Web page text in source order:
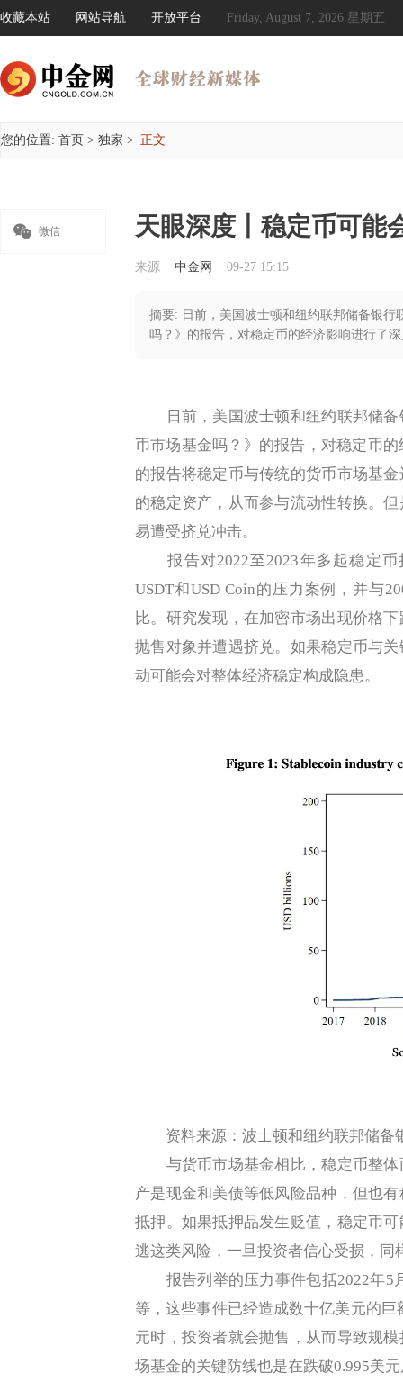
收藏本站 网站导航 开放平台 Friday, August 7, 2026 星期五
您的位置: 首页 > 独家 > 正文
 微信 天眼深度丨稳定币可能
来源 中金网 09-27 15:15
摘要: 日前，美国波士顿和纽约联邦储备银
吗？》的报告，对稳定币的经济影响进行了
日前，美国波士顿和纽约联邦储备
币市场基金吗？》的报告，对稳定币
的报告将稳定币与传统的货币市场基
的稳定资产，从而参与流动性转换。
易遭受挤兑冲击。
报告对2022至2023年多起稳定币
USDT和USD Coin的压力案例，并与
比。研究发现，在加密市场出现价格
抛售对象并遭遇挤兑。如果稳定币与
动可能会对整体经济稳定构成隐患。
资料来源：波士顿和纽约联邦储备
与货币市场基金相比，稳定币整体
产是现金和美债等低风险品种，但也
抵押。如果抵押品发生贬值，稳定币
逃这类风险，一旦投资者信心受损，同
报告列举的压力事件包括2022年5月
等，这些事件已经造成数十亿美元的
元时，投资者就会抛售，从而导致规
场基金的关键防线也是在跌破0.995美